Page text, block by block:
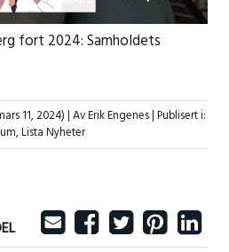
fort 2024: Samholdets
11, 2024)| Av Erik Engenes |Publisert i:
,Lista Nyheter